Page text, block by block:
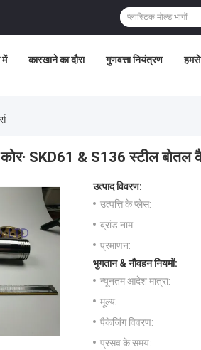
में कारखाने का दौरा गुणवत्ता नियंत्रण
SKD61 & S136 स्टील बोतल
उत्पाद विवरण:
उत्पत्ति के प्लेस:
ब्रांड नाम:
प्रमाणन:
भुगतान & नौवहन नियमों:
न्यूनतम आदेश मात्रा:
मूल्य:
पैकेजिंग विवरण:
प्रसव के समय: